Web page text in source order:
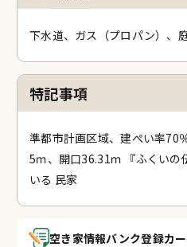
下水道、ガス（プロパン）、
特記事項
準都市計画区域、建ぺい率70
5ｍ、開口36.31ｍ 『ふくいの
いる 民家
空き家情報バンク登録カー